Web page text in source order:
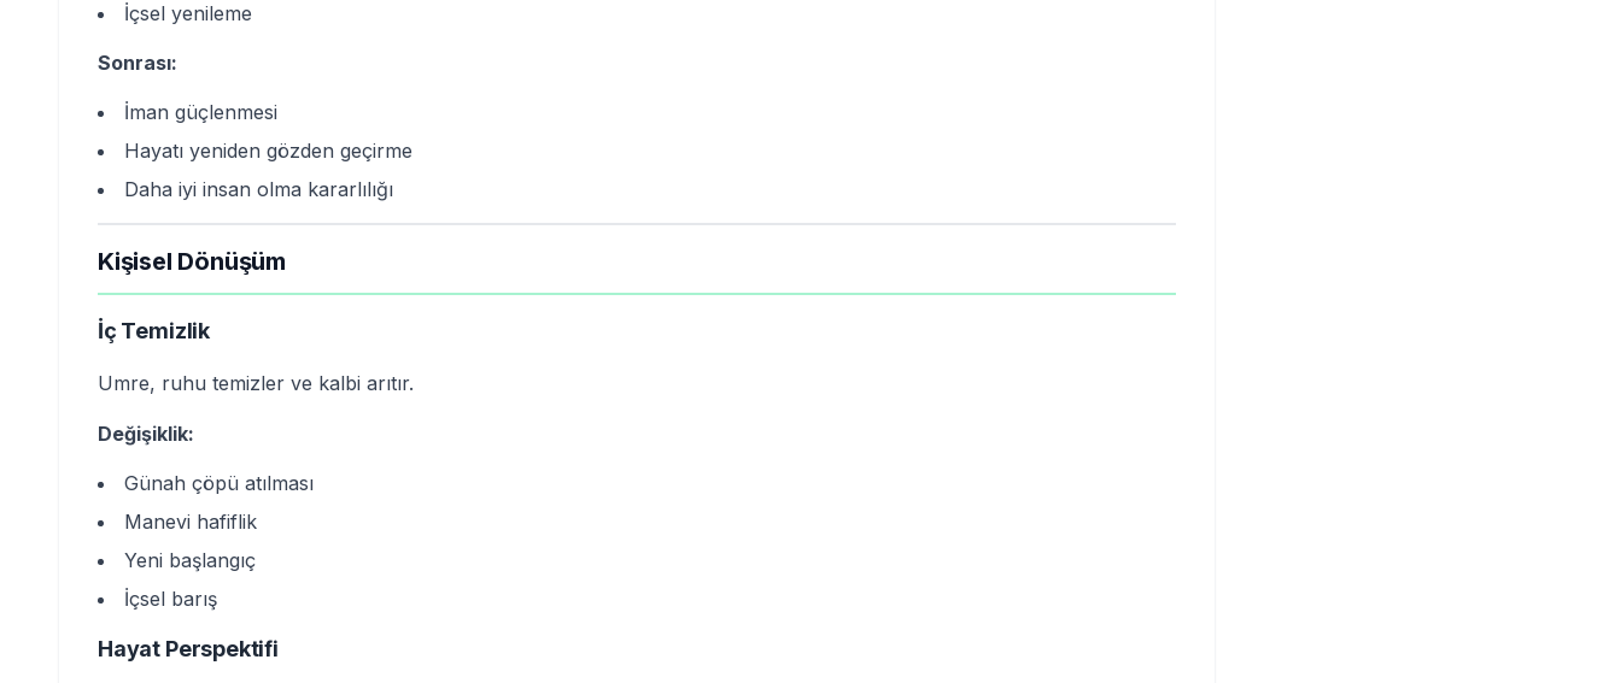
İçsel yenileme
Sonrası:
İman güçlenmesi
Hayatı yeniden gözden geçirme
Daha iyi insan olma kararlılığı
Kişisel Dönüşüm
İç Temizlik
Umre, ruhu temizler ve kalbi arıtır.
Değişiklik:
Günah çöpü atılması
Manevi hafiflik
Yeni başlangıç
İçsel barış
Hayat Perspektifi